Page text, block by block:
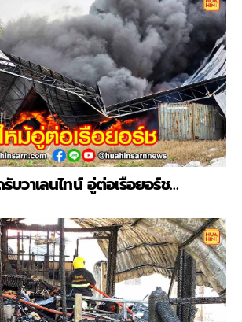
บวาเลนไทน์ อู่ต่อเรือยอร์ช…